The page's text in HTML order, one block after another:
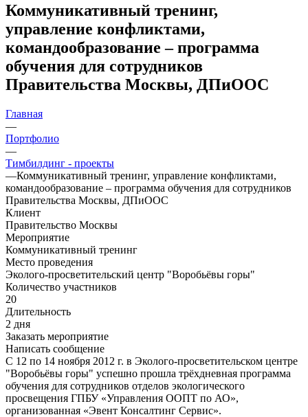
Коммуникативный тренинг,
управление конфликтами,
командообразование – программа
обучения для сотрудников
Правительства Москвы, ДПиООС
Главная
—
Портфолио
—
Тимбилдинг - проекты
—Коммуникативный тренинг, управление конфликтами,
командообразование – программа обучения для сотрудников
Правительства Москвы, ДПиООС
Клиент
Правительство Москвы
Мероприятие
Коммуникативный тренинг
Место проведения
Эколого-просветительский центр "Воробьёвы горы"
Количество участников
20
Длительность
2 дня
Заказать мероприятие
Написать сообщение
С 12 по 14 ноября 2012 г. в Эколого-просветительском центре
"Воробьёвы горы" успешно прошла трёхдневная программа
обучения для сотрудников отделов экологического
просвещения ГПБУ «Управления ООПТ по АО»,
организованная «Эвент Консалтинг Сервис».